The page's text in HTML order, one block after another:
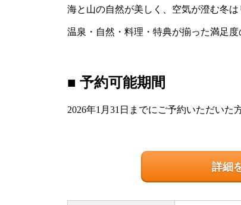
海と山の自然が美しく、空気が澄む冬は
温泉・自然・料理・特典が揃った満足
■ 予約可能期間
2026年1月31日までにご予約いただいた
詳細